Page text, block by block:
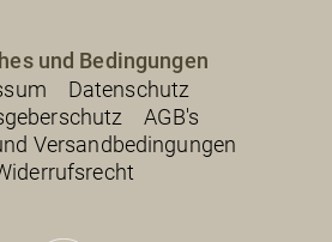
und Bedingungen
Datenschutz
AGB's
Versandbedingungen